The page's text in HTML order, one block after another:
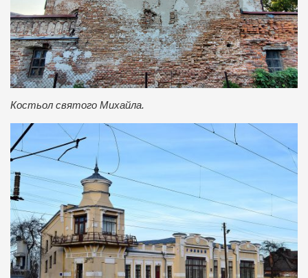
Костьол святого Михайла.